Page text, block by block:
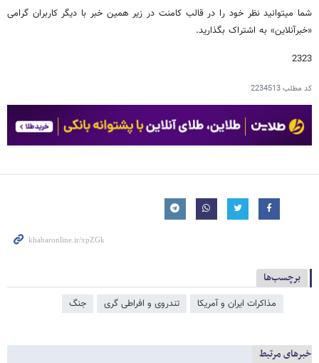
شما میتوانید نظر خود را در قالب کامنت در زیر همین خبر با دیگر کاربران گرامی
«خبرآنلاین» به اشتراک بگذارید.
2323
کد مطلب2234513
برچسب‌ها
مذاکرات ایران و آمریکا تندروی و افراطی گری جنگ
خبرهای مرتبط